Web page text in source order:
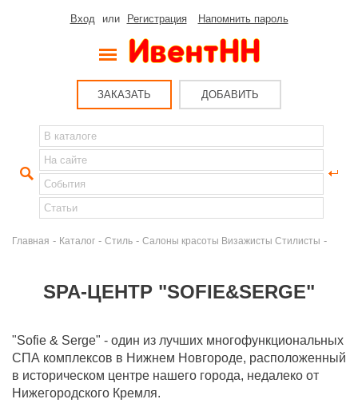
Вход или Регистрация Напомнить пароль
ЗАКАЗАТЬ ДОБАВИТЬ
Главная - Каталог - Стиль - Салоны красоты Визажисты Стилисты -
SPA-ЦЕНТР "SOFIE&SERGE"
"Sofie & Serge" - один из лучших многофункциональных
СПА комплексов в Нижнем Новгороде, расположенный
в историческом центре нашего города, недалеко от
Нижегородского Кремля.